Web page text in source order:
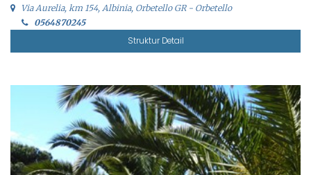
Via Aurelia, km 154, Albinia, Orbetello GR - Orbetello
0564870245
Struktur Detail